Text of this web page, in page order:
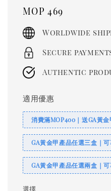
Regular
price
MOP 469
Worldwide
Secure
Authentic
適用優惠
消費滿MOP400｜送GA黃
GA黃金甲產品任選三盒｜
GA黃金甲產品任選兩盒｜
選擇